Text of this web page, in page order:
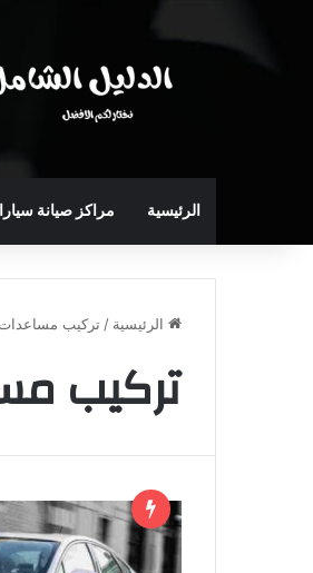
الرئيسية مراكز صيانة
الرئيسية /تركيب
تركيب